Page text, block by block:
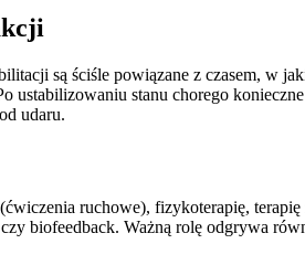
są ściśle powiązane z czasem, w
ustabilizowaniu stanu chorego
udaru.
ruchowe), fizykoterapię,
biofeedback. Ważną rolę odgrywa